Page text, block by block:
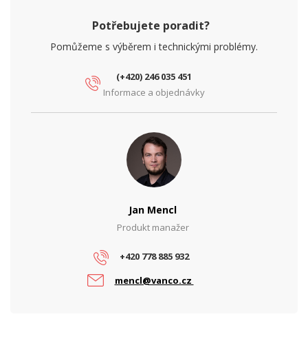
Potřebujete poradit?
Pomůžeme s výběrem i technickými problémy.
(+420) 246 035 451
Informace a objednávky
Jan Mencl
Produkt manažer
+420 778 885 932
mencl@vanco.cz